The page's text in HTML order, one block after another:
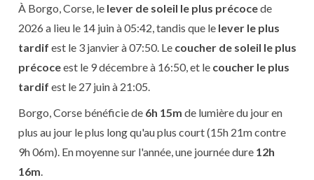
À Borgo, Corse, le lever de soleil le plus précocede
2026 a lieu le 14 juin à 05:42, tandis que le lever le plus
tardif est le 3 janvier à 07:50. Le coucher de soleil le plus
précoceest le 9 décembre à 16:50, et le coucher le plus
tardif est le 27 juin à 21:05.
Borgo, Corse bénéficie de 6h 15m de lumière du jour en
plus au jour le plus long qu'au plus court (15h 21m contre
9h 06m). En moyenne sur l'année, une journée dure 12h
16m